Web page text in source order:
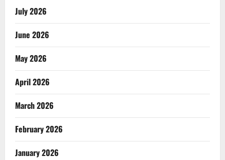
July 2026
June 2026
May 2026
April 2026
March 2026
February 2026
January 2026